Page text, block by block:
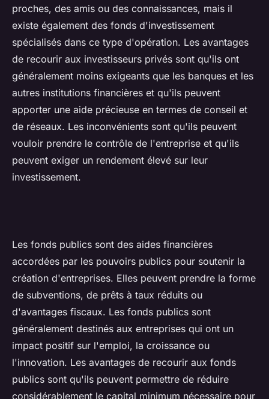
proches, des amis ou des connaissances, mais il
existe également des fonds d'investissement
spécialisés dans ce type d'opération. Les avantages
de recourir aux investisseurs privés sont qu'ils ont
généralement moins exigeants que les banques et les
autres institutions financières et qu'ils peuvent
apporter une aide précieuse en termes de conseil et
de réseaux. Les inconvénients sont qu'ils peuvent
vouloir prendre le contrôle de l'entreprise et qu'ils
peuvent exiger un rendement élevé sur leur
investissement.
Les fonds publics sont des aides financières
accordées par les pouvoirs publics pour soutenir la
création d'entreprises. Elles peuvent prendre la forme
de subventions, de prêts à taux réduits ou
d'avantages fiscaux. Les fonds publics sont
généralement destinés aux entreprises qui ont un
impact positif sur l'emploi, la croissance ou
l'innovation. Les avantages de recourir aux fonds
publics sont qu'ils peuvent permettre de réduire
considérablement le capital minimum nécessaire pour